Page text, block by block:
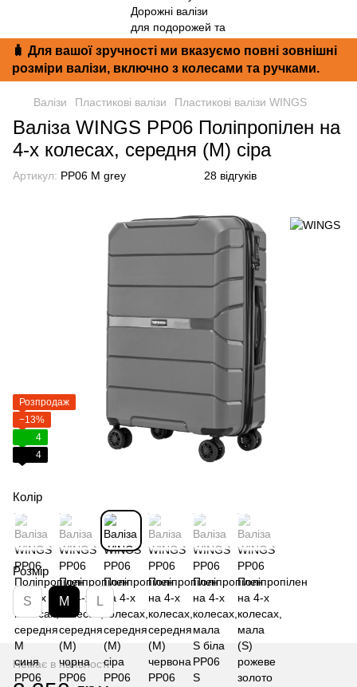
🧳 Для вашої зручності ми вказуємо повні зовнішні
розміри валізи, включно з колесами та ручками.
Валізи Пластикові валізи Пластикові валізи WINGS
Валіза WINGS PP06 Поліпропілен на
4-х колесах, середня (M) сіра
Артикул: PP06 M grey 28 відгуків
Розпродаж
−13%
4
4
Колір
Розмір
S M L
Немає в наявності